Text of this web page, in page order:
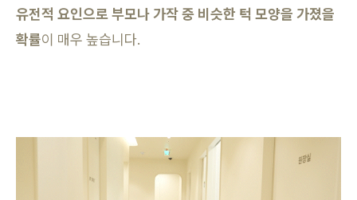
유전적 요인으로 부모나 가작 중 비슷한 턱 모양을 가졌을
확률이 매우 높습니다.